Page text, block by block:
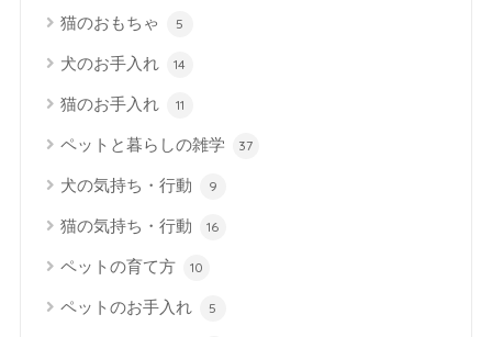
猫のおもちゃ 5
犬のお手入れ 14
猫のお手入れ 11
ペットと暮らしの雑学 37
犬の気持ち・行動 9
猫の気持ち・行動 16
ペットの育て方 10
ペットのお手入れ 5